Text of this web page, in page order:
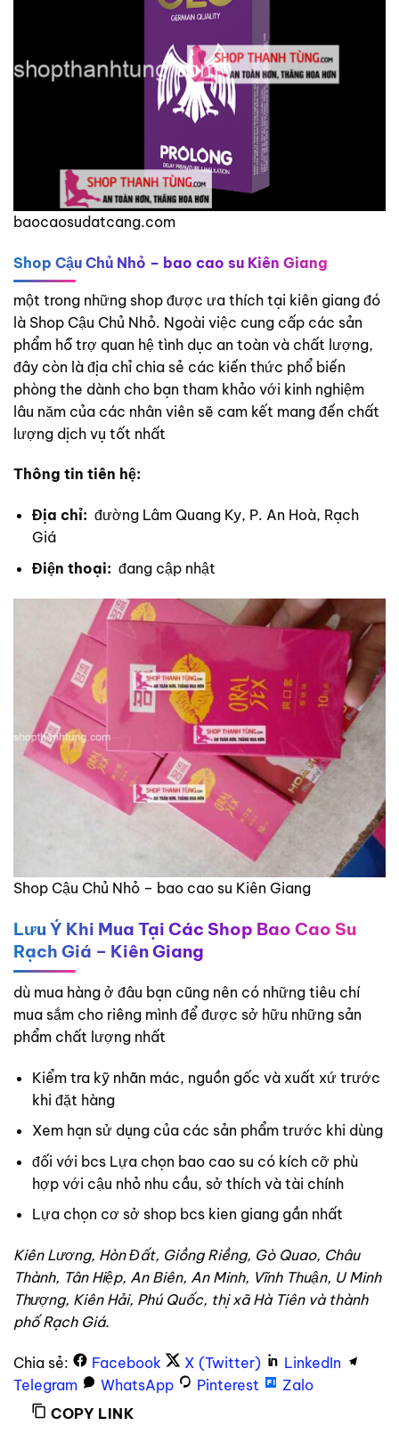
baocaosudatcang.com
Shop Cậu Chủ Nhỏ – bao cao su Kiên Giang
một trong những shop được ưa thích tại kiên giang đó
là Shop Cậu Chủ Nhỏ. Ngoài việc cung cấp các sản
phẩm hỗ trợ quan hệ tình dục an toàn và chất lượng,
đây còn là địa chỉ chia sẻ các kiến thức phổ biến
phòng the dành cho bạn tham khảo với kinh nghiệm
lâu năm của các nhân viên sẽ cam kết mang đến chất
lượng dịch vụ tốt nhất
Thông tin tiên hệ:
Địa chỉ: đường Lâm Quang Ky, P. An Hoà, Rạch
Giá
Điện thoại: đang cập nhật
Shop Cậu Chủ Nhỏ – bao cao su Kiên Giang
Lưu Ý Khi Mua Tại Các Shop Bao Cao Su
Rạch Giá – Kiên Giang
dù mua hàng ở đâu bạn cũng nên có những tiêu chí
mua sắm cho riêng mình để được sở hữu những sản
phẩm chất lượng nhất
Kiểm tra kỹ nhãn mác, nguồn gốc và xuất xứ trước
khi đặt hàng
Xem hạn sử dụng của các sản phẩm trước khi dùng
đối với bcs Lựa chọn bao cao su có kích cỡ phù
hợp với cậu nhỏ nhu cầu, sở thích và tài chính
Lựa chọn cơ sở shop bcs kien giang gần nhất
Kiên Lương, Hòn Đất, Giồng Riềng, Gò Quao, Châu
Thành, Tân Hiệp, An Biên, An Minh, Vĩnh Thuận, U Minh
Thượng, Kiên Hải, Phú Quốc, thị xã Hà Tiên và thành
phố Rạch Giá.
Chia sẻ: Facebook X (Twitter)
LinkedIn
Telegram
WhatsApp Pinterest
Zalo
COPY LINK